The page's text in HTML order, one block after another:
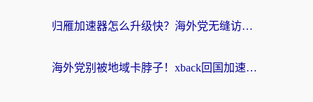
归雁加速器怎么升级快？海外党无缝访问国内资源的全攻略（附免费VPN推荐Dcard热门款）
海外党别被地域卡脖子！xback回国加速器选择全攻略，轻松刷剧玩国服